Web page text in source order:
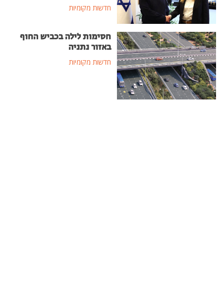
חדשות מקומיות
חסימות לילה בכביש החוף
באזור נתניה
חדשות מקומיות